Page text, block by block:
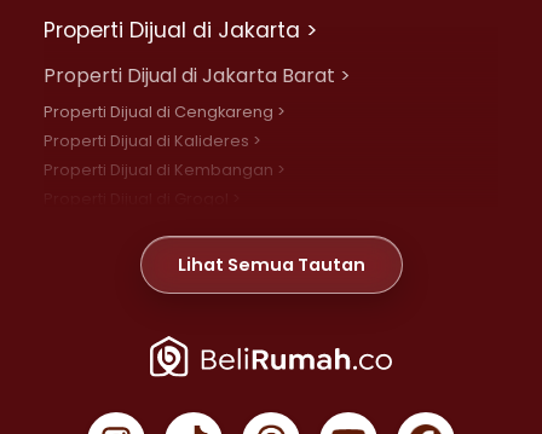
Properti Dijual di Jakarta >
Properti Dijual di Jakarta Barat >
Properti Dijual di Cengkareng >
Properti Dijual di Kalideres >
Properti Dijual di Kembangan >
Properti Dijual di Meruya >
Properti Dijual di Jelambar >
Properti Dijual di Jakarta Pusat >
Properti Dijual di Gambir >
Lihat Semua Tautan